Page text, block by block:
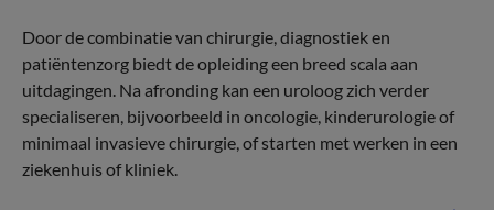
Door de combinatie van chirurgie, diagnostiek en
patiëntenzorg biedt de opleiding een breed scala aan
uitdagingen. Na afronding kan een uroloog zich verder
specialiseren, bijvoorbeeld in oncologie, kinderurologie of
minimaal invasieve chirurgie, of starten met werken in een
ziekenhuis of kliniek.